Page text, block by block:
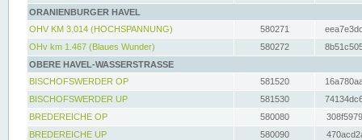
ORANIENBURGER HAVEL
OHV KM 3.014 (HOCHSPANNUNG)
580271
OHv km 1.467 (Blaues Wunder)
580272
OBERE HAVEL-WASSERSTRASSE
BISCHOFSWERDER OP
581520
BISCHOFSWERDER UP
581530
BREDEREICHE OP
580080
BREDEREICHE UP
580090